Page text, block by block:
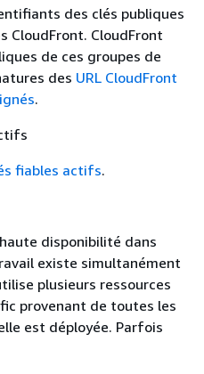
des clés publiques
CloudFront. CloudFront
de ces groupes de
des URL CloudFront
.
fiables actifs.
disponibilité dans
existe simultanément
plusieurs ressources
provenant de toutes les
est déployée. Parfois